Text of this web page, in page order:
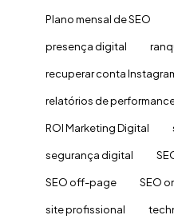
Plano mensal de SEO
presença digital
recuperar conta
relatórios de
ROI Marketing Digital
segurança digital
SEO off-page SEO
site profissional